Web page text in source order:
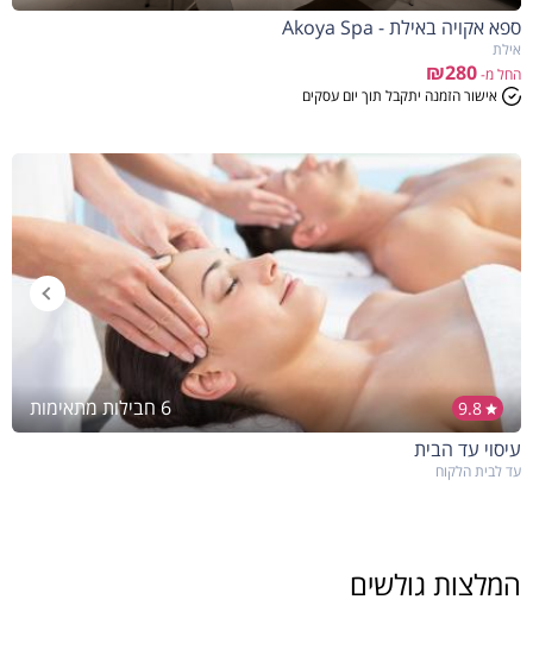
ספא אקויה באילת - Akoya Spa
אילת
החל מ-₪280
אישור הזמנה יתקבל תוך יום עסקים
9.8
6 חבילות מתאימות
עיסוי עד הבית
עד לבית הלקוח
המלצות גולשים